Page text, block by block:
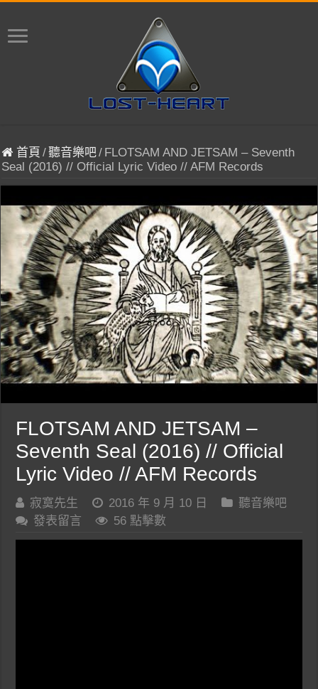
首頁 /聽音樂吧/ FLOTSAM AND JETSAM – Seventh
Seal (2016) // Official Lyric Video // AFM Records
FLOTSAM AND JETSAM –
Seventh Seal (2016) // Official
Lyric Video // AFM Records
寂寞先生 2016 年 9 月 10 日
聽音樂吧
發表留言
56 點擊數